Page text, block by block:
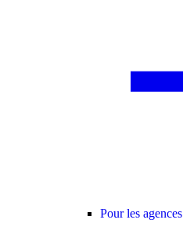
Pour les agences